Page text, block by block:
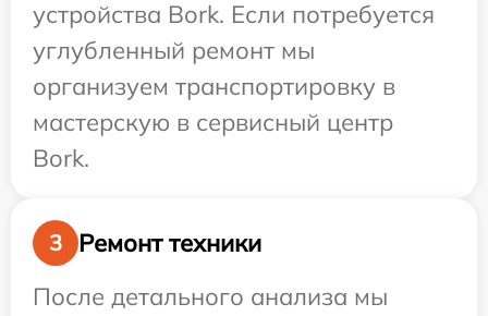
устройства Bork. Если потребуется
углубленный ремонт мы
организуем транспортировку в
мастерскую в сервисный центр
Bork.
3
Ремонт техники
После детального анализа мы